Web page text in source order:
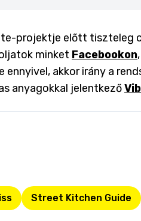
projektje előtt tiszteleg
minket Facebookon
ennyivel, akkor irány a
anyagokkal jelentkező
Street Kitchen Guide